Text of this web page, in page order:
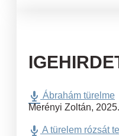
Ábrahám türelme
Merényi Zoltán,
A türelem rózsát